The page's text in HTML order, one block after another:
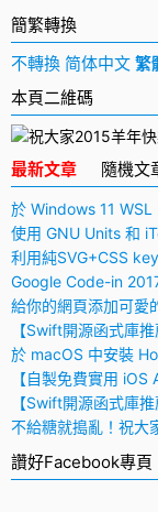
簡繁轉換
不轉換 简体中文 繁
本頁二維碼
最新文章 隨機文
於 Windows 11
使用 GNU Units 和
利用純SVG+CSS
Google Code-in
給你的網頁添加可愛
【Swift開源函式庫
於 macOS 中安裝
【自製免費實用 iOS
【Swift開源函式庫
不給糖就搗亂！祝大
讚好Facebook專頁